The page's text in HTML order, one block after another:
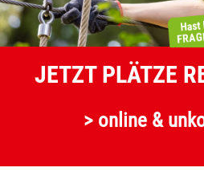
JETZT PLÄTZE
> online &